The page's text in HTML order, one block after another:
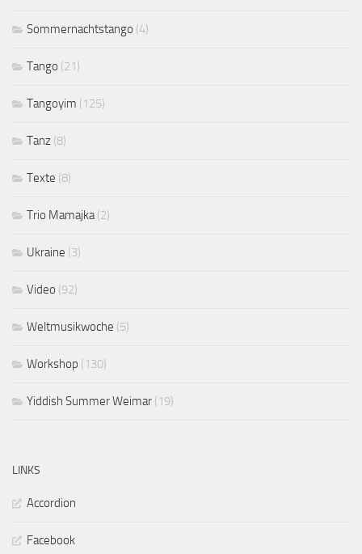
Sommernachtstango (4)
Tango (21)
Tangoyim (125)
Tanz (8)
Texte (8)
Trio Mamajka(2)
Ukraine (3)
Video (92)
Weltmusikwoche (5)
Workshop (130)
Yiddish Summer Weimar (19)
LINKS
Accordion
Facebook